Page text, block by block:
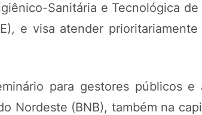
Sanitária e Tecnológica
e visa atender
para gestores públicos
Nordeste (BNB), também na